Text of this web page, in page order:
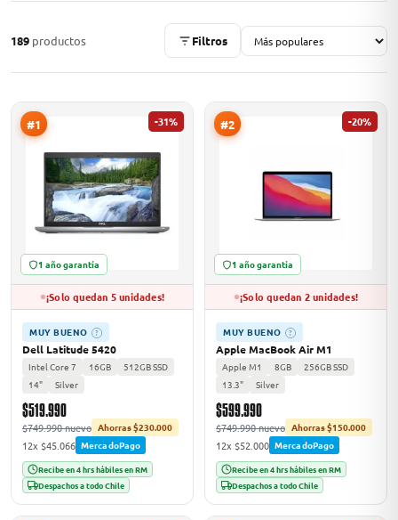
MSI
ACER
189 productos Filtros
#1 -31%
1 año garantía
¡Solo quedan 5 unidades!
MUY BUENO ?
Dell Latitude 5420
Intel Core 7 16GB
512GB SSD
14"
Silver
$519.990
$749.990 nuevo Ahorras $230.000
12x $45.066 MercadoPago
Recibe en 4 hrs hábiles en RM
Despachos a todo Chile
#2 -20%
1 año garantía
¡Solo quedan 2 unidades!
MUY BUENO ?
Apple MacBook Air M1
Apple M1 8GB
256GB SSD
13.3"
Silver
$599.990
$749.990 nuevo Ahorras $150.000
12x $52.000 MercadoPago
Recibe en 4 hrs hábiles en RM
Despachos a todo Chile